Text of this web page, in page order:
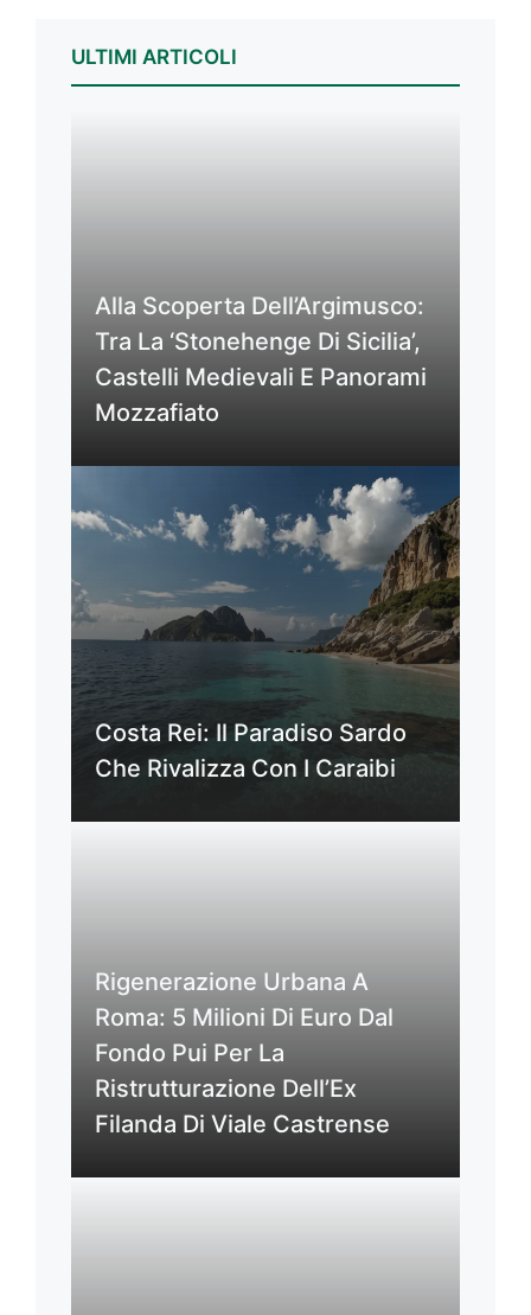
ULTIMI ARTICOLI
Alla Scoperta Dell’Argimusco:
Tra La ‘Stonehenge Di Sicilia’,
Castelli Medievali E Panorami
Mozzafiato
Costa Rei: Il Paradiso Sardo
Che Rivalizza Con I Caraibi
Rigenerazione Urbana A
Roma: 5 Milioni Di Euro Dal
Fondo Pui Per La
Ristrutturazione Dell’Ex
Filanda Di Viale Castrense